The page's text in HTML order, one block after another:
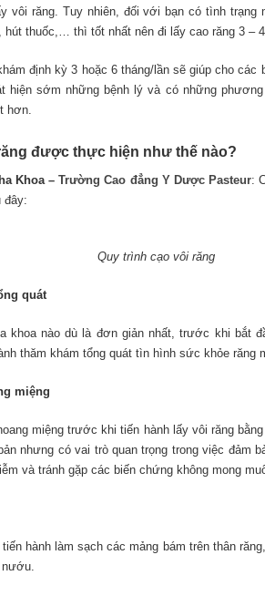
vôi răng. Tuy nhiên, đối với bạn có tình trạng
thuốc,… thì tốt nhất nên đi lấy cao răng 3 –
định kỳ 3 hoặc 6 tháng/lần sẽ giúp cho các
hiện sớm những bệnh lý và có những
hơn.
được thực hiện như thế nào?
Khoa –Trường Cao đẳng Y Dược Pasteur:
đây:
Quy trình cạo vôi răng
quát
khoa nào dù là đơn giản nhất, trước khi bắt
thăm khám tổng quát tìn hình sức khỏe răng
miệng
miệng trước khi tiến hành lấy vôi răng
nhưng có vai trò quan trọng trong việc đảm
và tránh gặp các biến chứng không mong
hành làm sạch các mảng bám trên thân
nướu.